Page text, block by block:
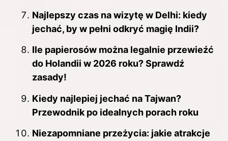
Najlepszy czas na wizytę w Delhi: kiedy
jechać, by w pełni odkryć magię Indii?
Ile papierosów można legalnie przewieźć
do Holandii w 2026 roku? Sprawdź
zasady!
Kiedy najlepiej jechać na Tajwan?
Przewodnik po idealnych porach roku
Niezapomniane przeżycia: jakie atrakcje